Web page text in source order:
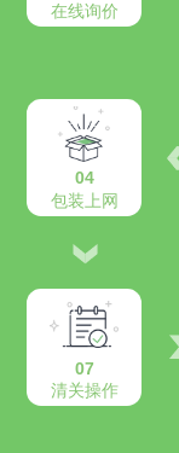
在线询价
04
包装上网
07
清关操作